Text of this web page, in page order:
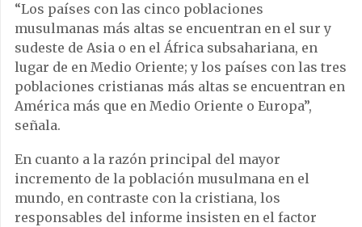
“Los países con las cinco poblaciones
musulmanas más altas se encuentran en el sur y
sudeste de Asia o en el África subsahariana, en
lugar de en Medio Oriente; y los países con las tres
poblaciones cristianas más altas se encuentran en
América más que en Medio Oriente o Europa”,
señala.
En cuanto a la razón principal del mayor
incremento de la población musulmana en el
mundo, en contraste con la cristiana, los
responsables del informe insisten en el factor